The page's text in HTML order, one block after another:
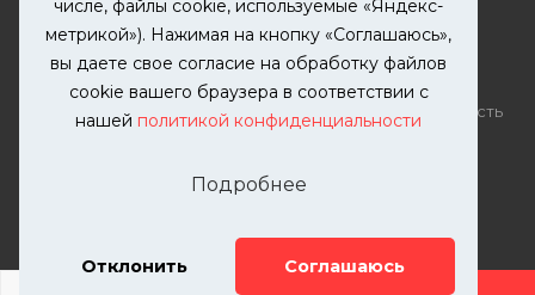
числе, файлы cookie, используемые «Яндекс-
метрикой»). Нажимая на кнопку «Соглашаюсь»,
вы даете свое согласие на обработку файлов
cookie вашего браузера в соответствии с
нашей политикой конфиденциальности
Подробнее
Отклонить Соглашаюсь
2026 © KUTUZOVV | Кузовной ремонт и покраска
автомобилей. Вся информация на сайте – собственность
разрешения запрещена. Все права защищены.
Телефон: 8(499)-302-00-57